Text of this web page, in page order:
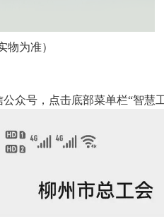
物为准）
公众号，点击底部菜单栏“智